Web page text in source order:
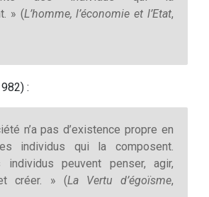
» (L’homme, l’économie et l’Etat,
:
n’a pas d’existence propre en
individus qui la composent.
peuvent penser, agir,
créer. » (La Vertu d’égoïsme,